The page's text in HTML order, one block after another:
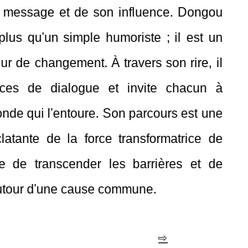
et de son influence. Dongou
qu'un simple humoriste ; il est un
de changement. À travers son rire, il
de dialogue et invite chacun à
qui l'entoure. Son parcours est une
de la force transformatrice de
de transcender les barrières et de
d'une cause commune.